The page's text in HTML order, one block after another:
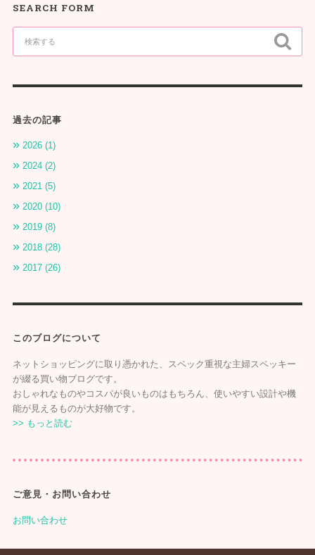
SEARCH FORM
過去の記事
2026 (1)
2024 (2)
2021 (5)
2020 (10)
2019 (8)
2018 (28)
2017 (26)
このブログについて
ネットショッピングに取り憑かれた、スペック重視な主婦スペッキー
が綴る買い物ブログです。
おしゃれなものやコスパが良いものはもちろん、使いやすい設計や機
能が見えるものが大好物です。
>> もっと読む
ご意見・お問い合わせ
お問い合わせ